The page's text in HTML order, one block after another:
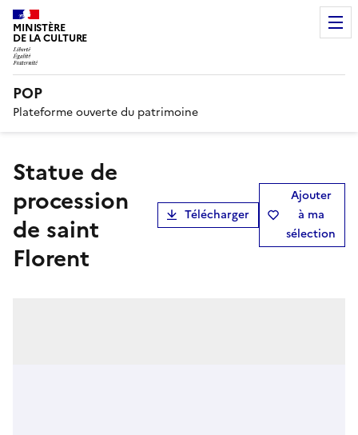
MINISTÈRE
DE LA CULTURE
POP
Plateforme ouverte du patrimoine
statue de
procession
de saint
Florent
Télécharger
Ajouter
à ma
sélection